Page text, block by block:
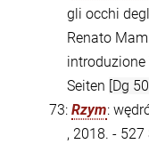
gli occhi
Renato
introduzione
Seiten [Dg
73: Rzym:
, 2018. - 527